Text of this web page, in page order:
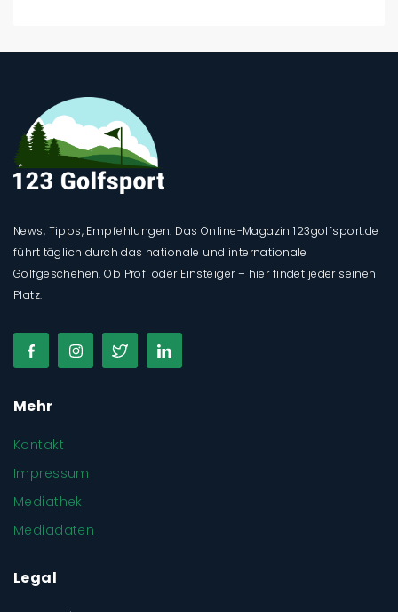
News, Tipps, Empfehlungen: Das Online-Magazin 123golfsport.de
führt täglich durch das nationale und internationale
Golfgeschehen. Ob Profi oder Einsteiger – hier findet jeder seinen
Platz.
Mehr
Kontakt
Impressum
Mediathek
Mediadaten
Legal